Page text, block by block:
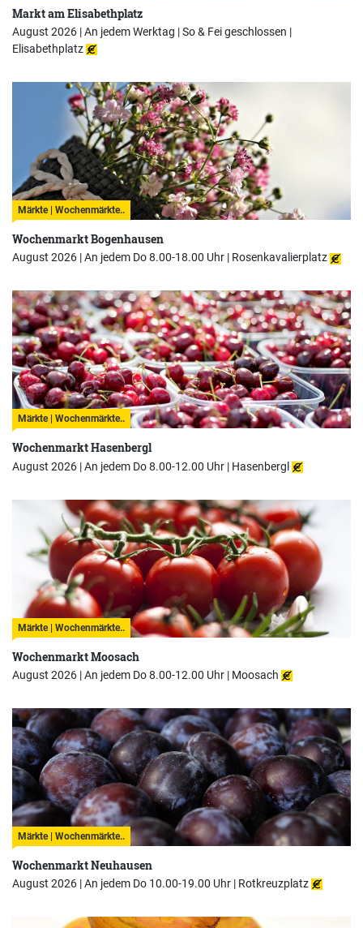
Markt am Elisabethplatz
August 2026 | An jedem Werktag | So & Fei geschlossen |
Elisabethplatz
Märkte | Wochenmärkte..
Wochenmarkt Bogenhausen
August 2026 | An jedem Do 8.00-18.00 Uhr | Rosenkavalierplatz
Märkte | Wochenmärkte..
Wochenmarkt Hasenbergl
August 2026 | An jedem Do 8.00-12.00 Uhr | Hasenbergl
Märkte | Wochenmärkte..
Wochenmarkt Moosach
August 2026 | An jedem Do 8.00-12.00 Uhr | Moosach
Märkte | Wochenmärkte..
Wochenmarkt Neuhausen
August 2026 | An jedem Do 10.00-19.00 Uhr | Rotkreuzplatz